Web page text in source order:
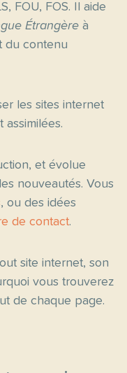
FOU, FOS. Il aide
Étrangère à
du contenu
les sites internet
assimilées.
et évolue
nouveautés. Vous
, ou des idées
de contact.
site internet, son
vous trouverez
de chaque page.